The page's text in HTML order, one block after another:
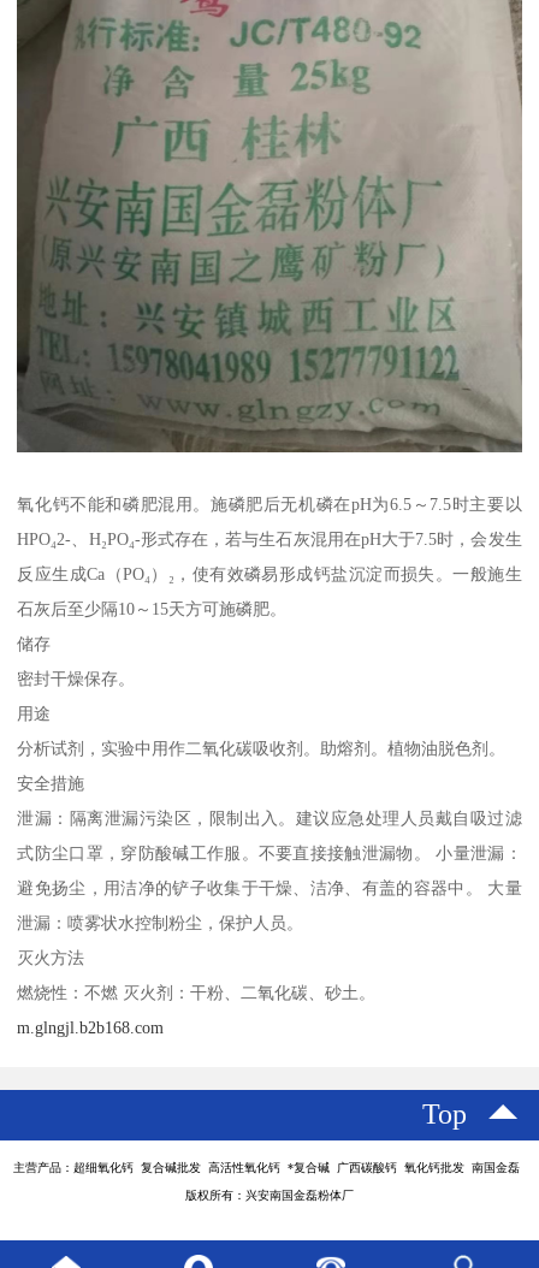
氧化钙不能和磷肥混用。施磷肥后无机磷在pH为6.5～7.5时主要以
HPO₄2-、H₂PO₄-形式存在，若与生石灰混用在pH大于7.5时，会发生
反应生成Ca（PO₄）₂，使有效磷易形成钙盐沉淀而损失。一般施生
石灰后至少隔10～15天方可施磷肥。
储存
密封干燥保存。
用途
分析试剂，实验中用作二氧化碳吸收剂。助熔剂。植物油脱色剂。
安全措施
泄漏：隔离泄漏污染区，限制出入。建议应急处理人员戴自吸过滤
式防尘口罩，穿防酸碱工作服。不要直接接触泄漏物。 小量泄漏：
避免扬尘，用洁净的铲子收集于干燥、洁净、有盖的容器中。 大量
泄漏：喷雾状水控制粉尘，保护人员。
灭火方法
燃烧性：不燃 灭火剂：干粉、二氧化碳、砂土。
m.glngjl.b2b168.com
Top
主营产品：超细氧化钙 复合碱批发 高活性氧化钙 *复合碱 广西碳酸钙 氧化钙批发 南国金磊
版权所有：兴安南国金磊粉体厂